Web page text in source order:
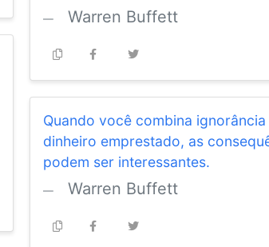
Warren Buffett
Quando você combina ignorância
dinheiro emprestado, as
podem ser interessantes.
Warren Buffett